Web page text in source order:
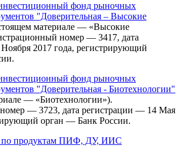
фонд рыночных
"Доверительная – Высокие
материале — «Высокие
номер — 3417, дата
2017 года, регистрирующий
фонд рыночных
"Доверительная - Биотехнологии"
— «Биотехнологии»).
— 3723, дата регистрации — 14 Мая
орган — Банк России.
по продуктам ПИФ, ДУ, ИИС